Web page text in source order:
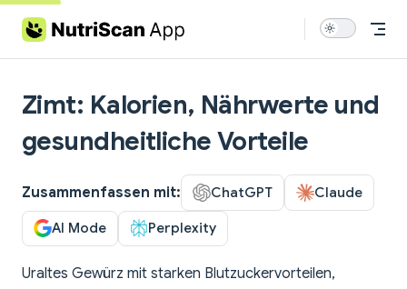
Skip to content
Zimt: Kalorien, Nährwerte und
gesundheitliche Vorteile
Zusammenfassen mit: ChatGPT Claude
AI Mode Perplexity
Uraltes Gewürz mit starken Blutzuckervorteilen,